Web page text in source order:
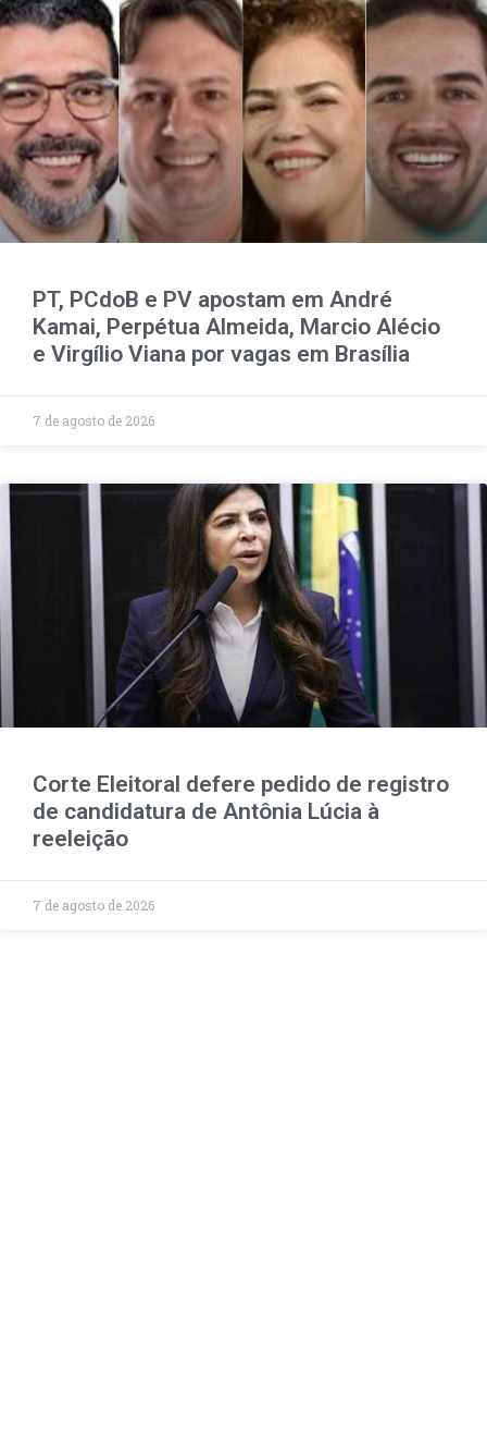
PT, PCdoB e PV apostam em André
Kamai, Perpétua Almeida, Marcio Alécio
e Virgílio Viana por vagas em Brasília
7 de agosto de 2026
Corte Eleitoral defere pedido de registro
de candidatura de Antônia Lúcia à
reeleição
7 de agosto de 2026